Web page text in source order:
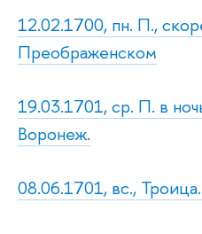
12.02.1700, пн. П.,
Преображенском
19.03.1701, ср. П. в
Воронеж.
08.06.1701, вс.,